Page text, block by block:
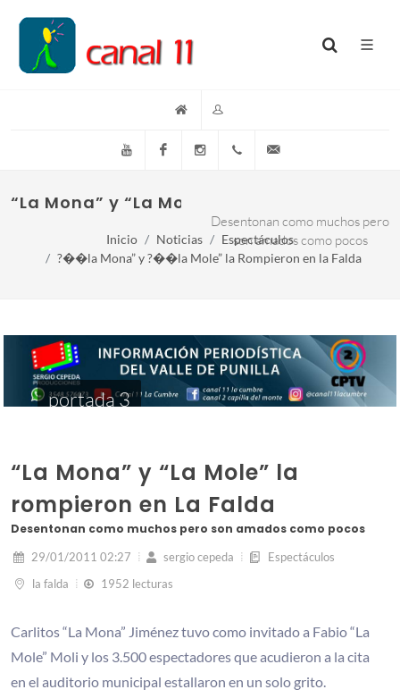
YouTube FacebookInstagram(+54)(9)3548-576073
“La Mona” y “La Mole” la rompieron en La
Desentonan como muchos pero
son amados como pocos
Inicio Noticias
Espectáculos
?��la Mona” y ?��la Mole” la Rompieron en la Falda
portada 3
“La Mona” y “La Mole” la
rompieron en La Falda
Desentonan como muchos pero son amados como pocos
29/01/2011 02:27 sergio cepeda
Espectáculos
la falda
1952 lecturas
Carlitos “La Mona” Jiménez tuvo como invitado a Fabio “La
Mole” Moli y los 3.500 espectadores que acudieron a la cita
en el auditorio municipal estallaron en un solo grito.